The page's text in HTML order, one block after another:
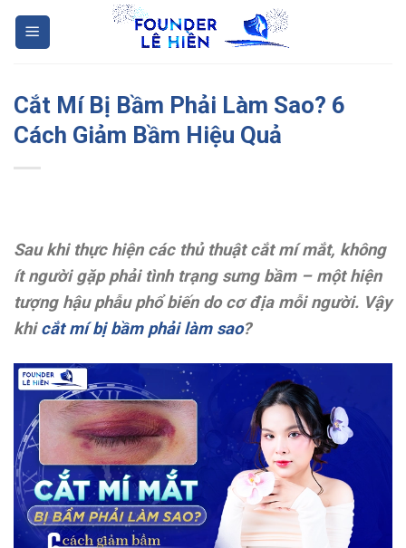
Skip
Cắt Mí Bị Bầm Phải Làm Sao? 6
Cách Giảm Bầm Hiệu Quả
Sau khi thực hiện các thủ thuật cắt mí mắt, không
ít người gặp phải tình trạng sưng bầm – một hiện
tượng hậu phẫu phổ biến do cơ địa mỗi người. Vậy
khicắt mí bị bầm phải làm sao?